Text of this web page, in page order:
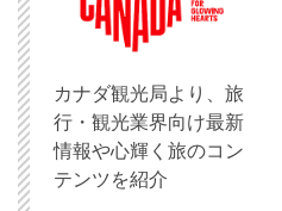
​カナダ観光局より、旅
行・観光業界向け最新
情報や心輝く旅のコン
テンツを紹介